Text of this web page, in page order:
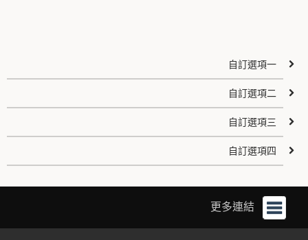
自訂選項一
自訂選項二
自訂選項三
自訂選項四
更多連結